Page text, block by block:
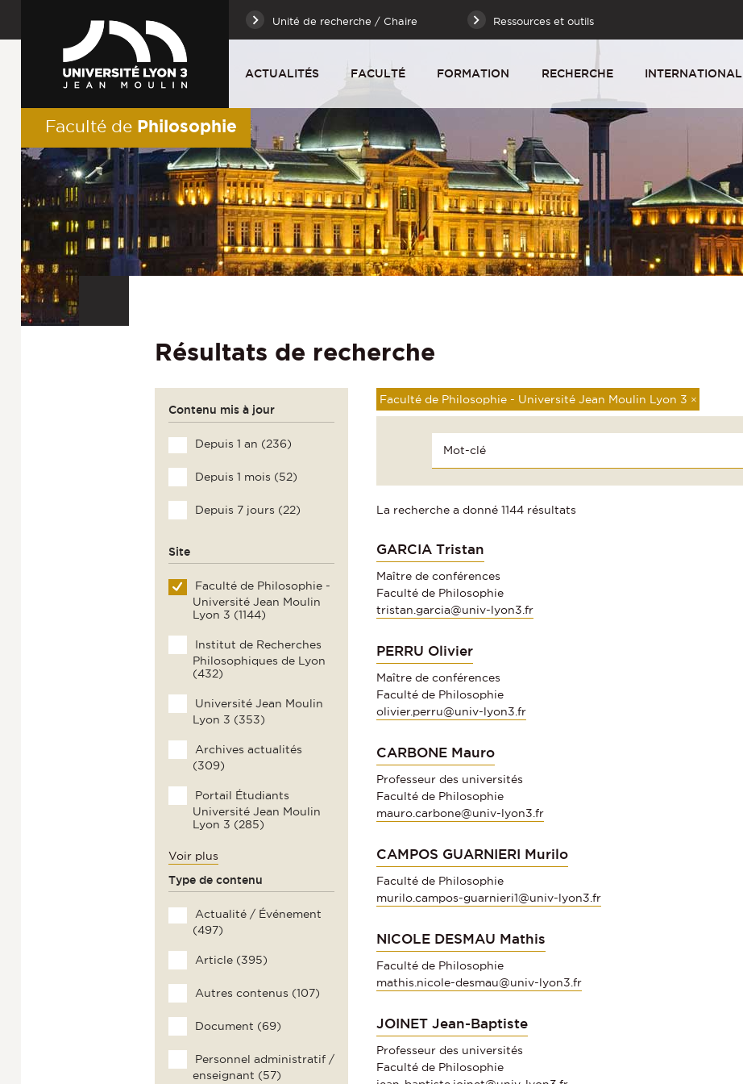
Unité de recherche / Chaire Ressources et outils
ACTUALITÉS FACULTÉ FORMATION RECHERCHE INTERNATIONAL
Faculté de Philosophie
Résultats de recherche
Contenu mis à jour
Depuis 1 an (236)
Depuis 1 mois (52)
Depuis 7 jours (22)
Site
Faculté de Philosophie -
Université Jean Moulin
Lyon 3 (1144)
Institut de Recherches
Philosophiques de Lyon
(432)
Université Jean Moulin
Lyon 3 (353)
Archives actualités
(309)
Portail Étudiants
Université Jean Moulin
Lyon 3 (285)
Voir plus
Type de contenu
Actualité / Événement
(497)
Article (395)
Autres contenus (107)
Document (69)
Personnel administratif /
enseignant (57)
Faculté de Philosophie - Université Jean Moulin Lyon 3 ×
La recherche a donné 1144 résultats
GARCIA Tristan
Maître de conférences
Faculté de Philosophie
tristan.garcia@univ-lyon3.fr
PERRU Olivier
Maître de conférences
Faculté de Philosophie
olivier.perru@univ-lyon3.fr
CARBONE Mauro
Professeur des universités
Faculté de Philosophie
mauro.carbone@univ-lyon3.fr
CAMPOS GUARNIERI Murilo
Faculté de Philosophie
murilo.campos-guarnieri1@univ-lyon3.fr
NICOLE DESMAU Mathis
Faculté de Philosophie
mathis.nicole-desmau@univ-lyon3.fr
JOINET Jean-Baptiste
Professeur des universités
Faculté de Philosophie